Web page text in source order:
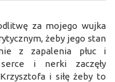
za mojego wujka
żeby jego stan
z zapalenia płuc i
i nerki zaczęły
i siłę żeby to